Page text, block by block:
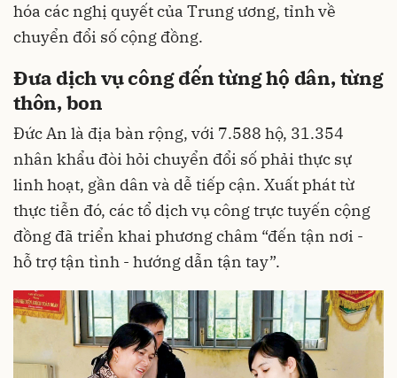
hóa các nghị quyết của Trung ương, tỉnh về
chuyển đổi số cộng đồng.
Đưa dịch vụ công đến từng hộ dân, từng
thôn, bon
Đức An là địa bàn rộng, với 7.588 hộ, 31.354
nhân khẩu đòi hỏi chuyển đổi số phải thực sự
linh hoạt, gần dân và dễ tiếp cận. Xuất phát từ
thực tiễn đó, các tổ dịch vụ công trực tuyến cộng
đồng đã triển khai phương châm “đến tận nơi -
hỗ trợ tận tình - hướng dẫn tận tay”.